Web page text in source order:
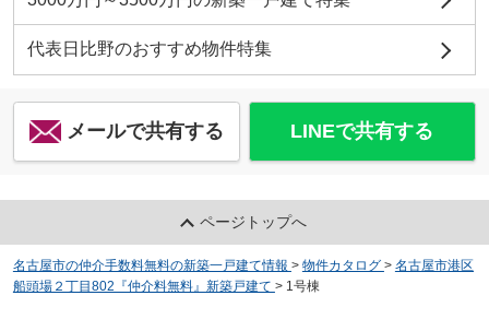
代表日比野のおすすめ物件特集
メールで共有する LINEで共有する
ページトップへ
名古屋市の仲介手数料無料の新築一戸建て情報 > 物件カタログ > 名古屋市港区
船頭場２丁目802『仲介料無料』新築戸建て > 1号棟